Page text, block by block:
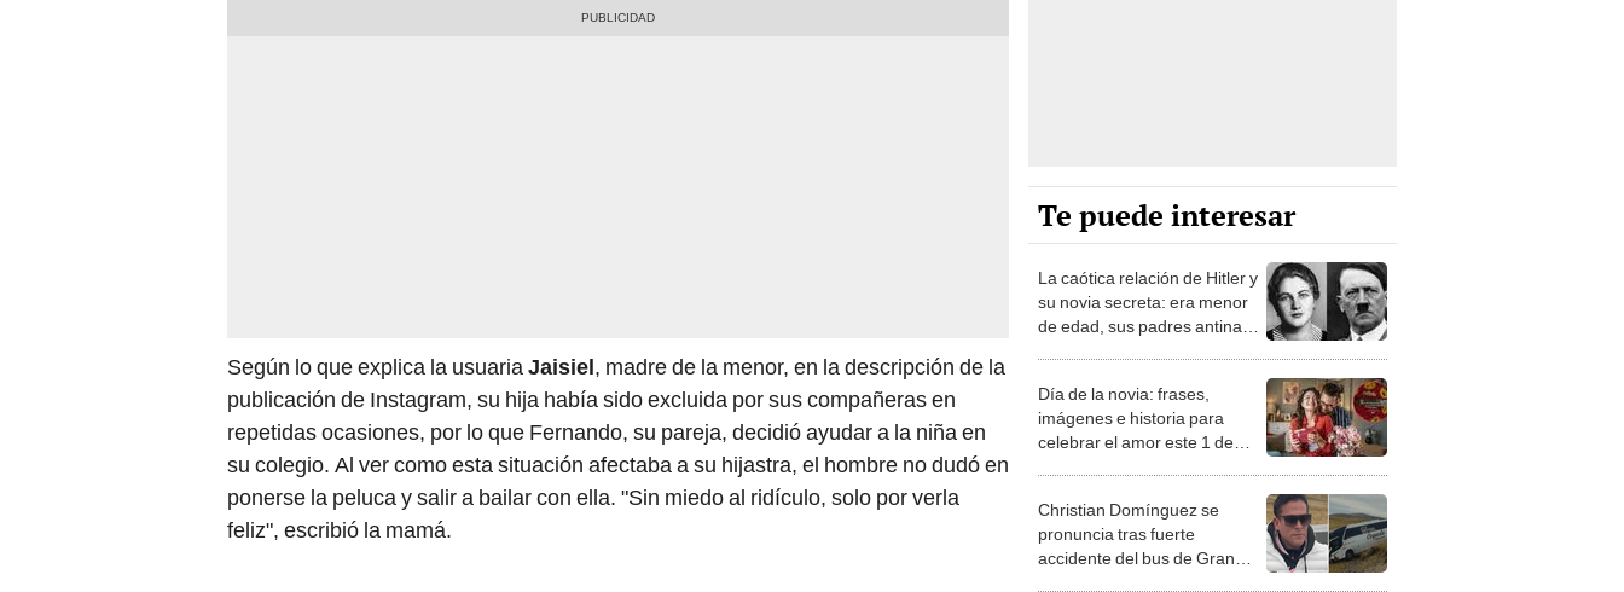
Según lo que explica la usuariaJaisiel, madre de la menor, en la descripción de la
publicación de Instagram, su hija había sido excluida por sus compañeras en
repetidas ocasiones, por lo que Fernando, su pareja, decidió ayudar a la niña en
su colegio. Al ver como esta situación afectaba a su hijastra, el hombre no dudó en
ponerse la peluca y salir a bailar con ella. "Sin miedo al ridículo, solo por verla
feliz", escribió la mamá.
Te puede interesar
La caótica relación de Hitler y
su novia secreta: era menor
de edad, sus padres antinazis
Día de la novia: frases,
imágenes e historia para
celebrar el amor este 1 de
Christian Domínguez se
pronuncia tras fuerte
accidente del bus de Gran